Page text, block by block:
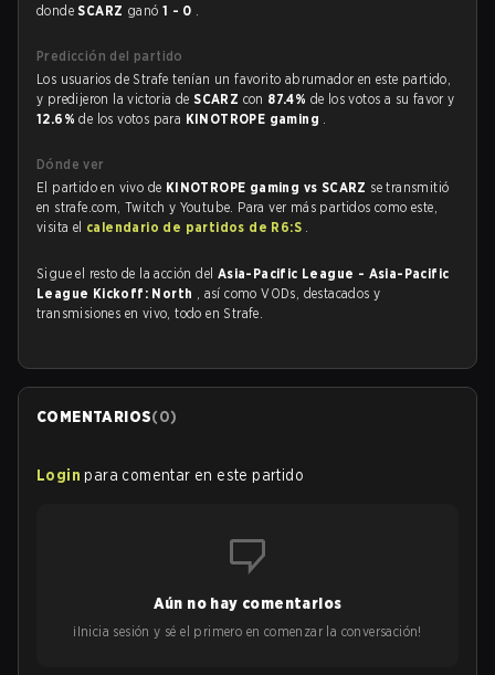
dondeSCARZ ganó 1 - 0 .
Predicción del partido
Los usuarios de Strafe tenían un favorito abrumador en este partido,
y predijeron la victoria deSCARZ con 87.4% de los votos a su favor y
12.6%de los votos para KINOTROPE gaming .
Dónde ver
El partido en vivo de KINOTROPE gaming vs SCARZ se transmitió
en strafe.com, Twitch y Youtube. Para ver más partidos como este,
visita el calendario de partidos de R6:S .
Sigue el resto de la acción del Asia-Pacific League - Asia-Pacific
League Kickoff: North , así como VODs, destacados y
transmisiones en vivo, todo en Strafe.
COMENTARIOS(0)
Login para comentar en este partido
Aún no hay comentarios
¡Inicia sesión y sé el primero en comenzar la conversación!